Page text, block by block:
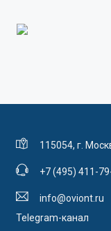
115054, г.
+7 (495) 411-
info@oviont.ru
Telegram-канал